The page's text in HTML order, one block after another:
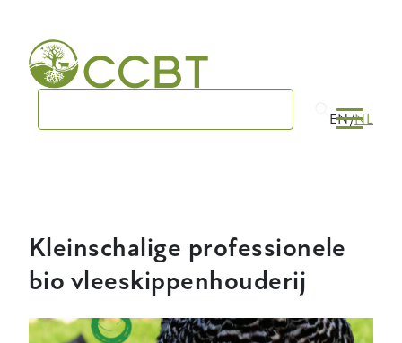
main
navigation
EN NL
Kleinschalige professionele
bio vleeskippenhouderij